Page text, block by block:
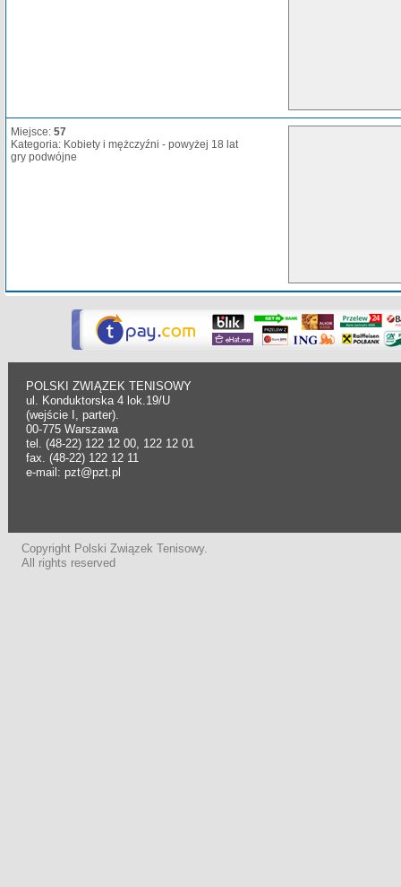
Miejsce: 57
Kategoria: Kobiety i mężczyźni - powyżej 18 lat
gry podwójne
POLSKI ZWIĄZEK TENISOWY
ul. Konduktorska 4 lok.19/U
(wejście I, parter).
00-775 Warszawa
tel. (48-22) 122 12 00, 122 12 01
fax. (48-22) 122 12 11
e-mail: pzt@pzt.pl
Copyright Polski Związek Tenisowy.
All rights reserved